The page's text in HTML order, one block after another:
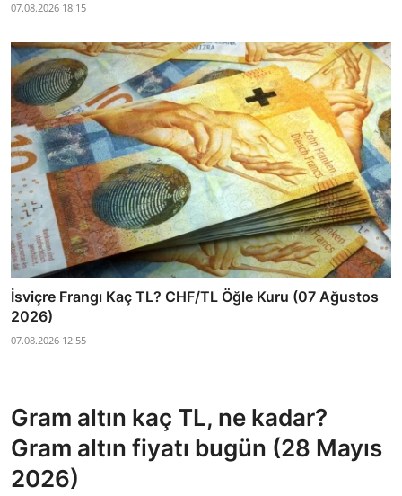
07.08.2026 18:15
İsviçre Frangı Kaç TL? CHF/TL Öğle Kuru (07 Ağustos
2026)
07.08.2026 12:55
Gram altın kaç TL, ne kadar?
Gram altın fiyatı bugün (28 Mayıs
2026)